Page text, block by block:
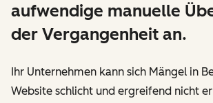
aufwendige manuelle
der Vergangenheit an.
Ihr Unternehmen kann sich Mängel in
Website schlicht und ergreifend nicht